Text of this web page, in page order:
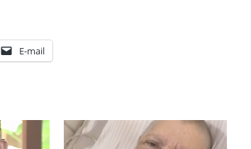
E-mail